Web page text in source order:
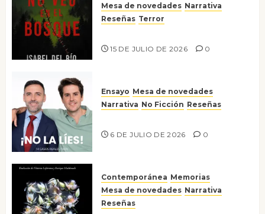
Mesa de novedades Narrativa
Reseñas Terror
15 DE JULIO DE 2026 0
Ensayo Mesa de novedades
Narrativa No Ficción Reseñas
6 DE JULIO DE 2026 0
Contemporánea Memorias
Mesa de novedades Narrativa
Reseñas